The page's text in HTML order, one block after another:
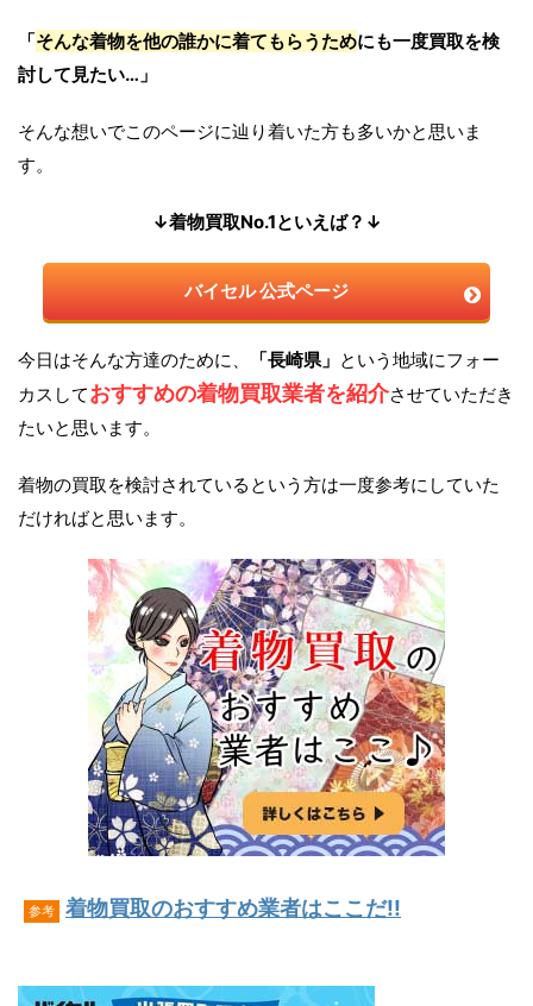
「そんな着物を他の誰かに着てもらうためにも一度買取を検
討して見たい…」
そんな想いでこのページに辿り着いた方も多いかと思いま
す。
↓着物買取No.1といえば？↓
バイセル 公式ページ
今日はそんな方達のために、 「長崎県」 という地域にフォー
カスしておすすめの着物買取業者を紹介させていただき
たいと思います。
着物の買取を検討されているという方は一度参考にしていた
だければと思います。
参考 着物買取のおすすめ業者はここだ!!